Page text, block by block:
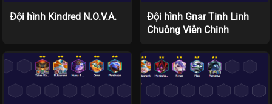
Đội hình Kindred N.O.V.A.
Đội hình Gnar Tinh Linh
Chuông Viễn Chinh